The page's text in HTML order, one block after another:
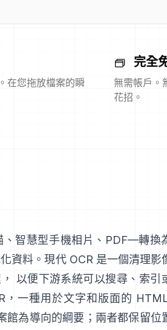
在您拖放檔案的瞬
完全
無需帳戶。
花招。
智慧型手機相片、PDF—轉換
資料。現代 OCR 是一個清理影
以便下游系統可以搜尋、索引
，一種用於文字和版面的
館為導向的綱要；兩者都保留位